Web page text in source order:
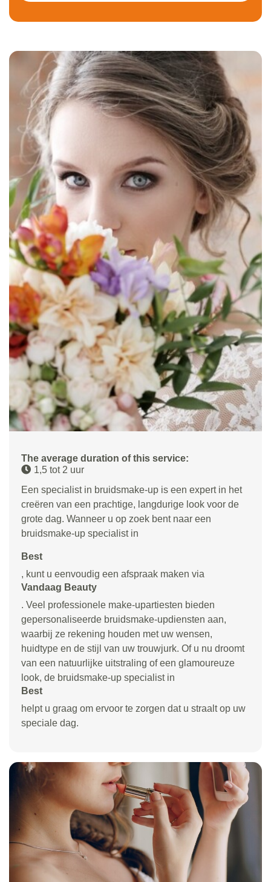
The average duration of this service:
1,5 tot 2 uur
Een specialist in bruidsmake-up is een expert in het
creëren van een prachtige, langdurige look voor de
grote dag. Wanneer u op zoek bent naar een
bruidsmake-up specialist in
Best
, kunt u eenvoudig een afspraak maken via
Vandaag Beauty
. Veel professionele make-upartiesten bieden
gepersonaliseerde bruidsmake-updiensten aan,
waarbij ze rekening houden met uw wensen,
huidtype en de stijl van uw trouwjurk. Of u nu droomt
van een natuurlijke uitstraling of een glamoureuze
look, de bruidsmake-up specialist in
Best
helpt u graag om ervoor te zorgen dat u straalt op uw
speciale dag.